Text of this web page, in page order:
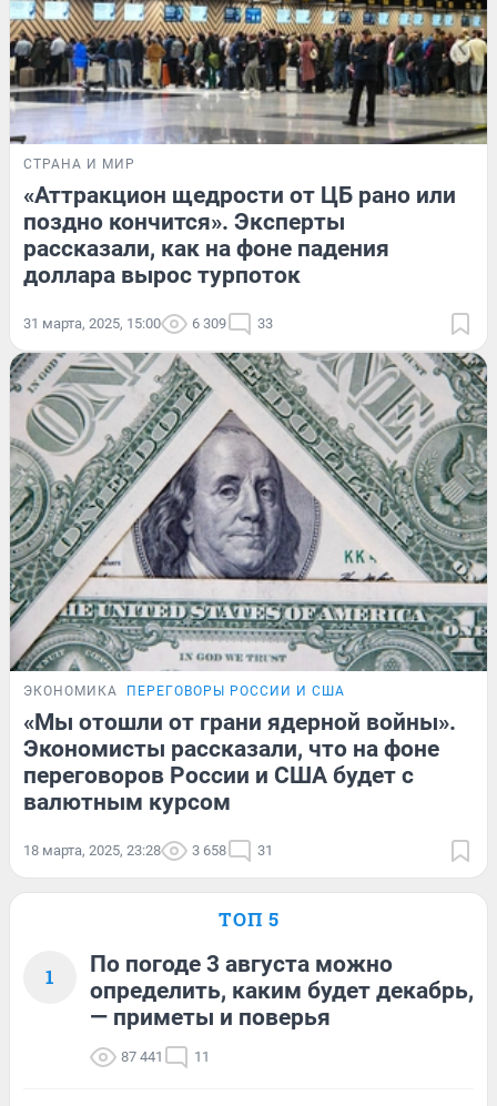
СТРАНА И МИР
«Аттракцион щедрости от ЦБ рано или
поздно кончится». Эксперты
рассказали, как на фоне падения
доллара вырос турпоток
31 марта, 2025, 15:00 6 309 33
ЭКОНОМИКА ПЕРЕГОВОРЫ РОССИИ И США
«Мы отошли от грани ядерной войны».
Экономисты рассказали, что на фоне
переговоров России и США будет с
валютным курсом
18 марта, 2025, 23:28 3 658 31
ТОП 5
1
По погоде 3 августа можно
определить, каким будет декабрь,
— приметы и поверья
87 441 11